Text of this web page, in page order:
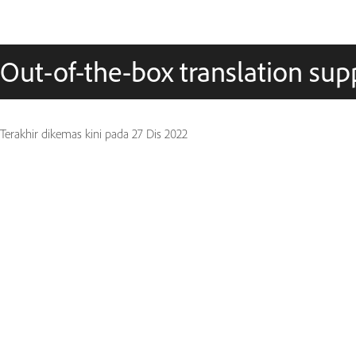
Out-of-the-box translation
Terakhir dikemas kini pada 27 Dis 2022